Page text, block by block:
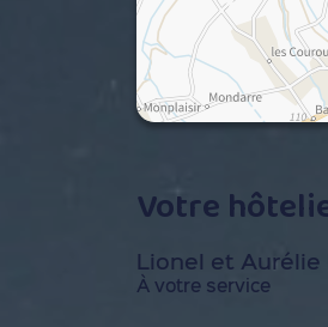
Votre
Lionel et
À votre service